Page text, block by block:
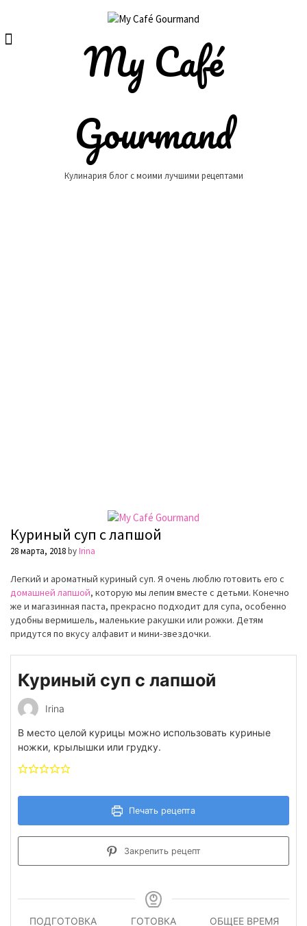
content
My Café
Gourmand
Кулинария блог с моими лучшими рецептами
Куриный суп с лапшой
28 марта, 2018byIrina
Легкий и ароматный куриный суп. Я очень люблю готовить его с
домашней лапшой, которую мы лепим вместе с детьми. Конечно
же и магазинная паста, прекрасно подходит для супа, особенно
удобны вермишель, маленькие ракушки или рожки. Детям
придутся по вкусу алфавит и мини-звездочки.
Куриный суп с лапшой
Irina
В место целой курицы можно использовать куриные
ножки, крылышки или грудку.
Печать рецепта
Закрепить рецепт
ПОДГОТОВКА
ГОТОВКА
ОБЩЕЕ ВРЕМЯ